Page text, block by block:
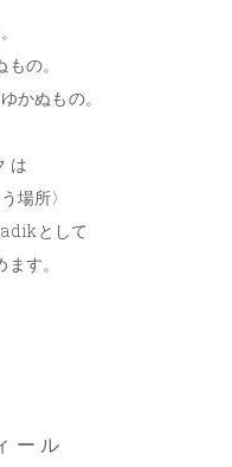
の。
かぬもの。
は
場所〉
として
す。
ール